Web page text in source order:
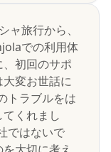
ャ旅行から、
での利用体
初回のサポ
変お世話に
トラブルをは
くれまし
ではないで